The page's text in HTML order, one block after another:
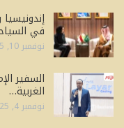
في
نوفمبر 10, 2025
السفير
الغربية…
نوفمبر 4, 2025